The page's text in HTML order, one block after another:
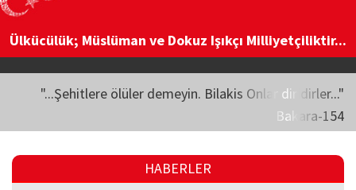
Ülkücülük; Müslüman ve Dokuz Işıkçı Milliyetçiliktir...
"...Şehitlere ölüler demeyin. Bilakis Onlar diridirler..."
Bakara-154
HABERLER